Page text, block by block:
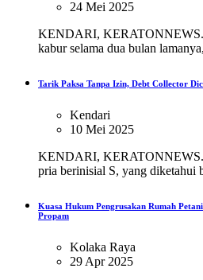
24 Mei 2025
KENDARI,
kabur selama dua bulan
Tarik Paksa Tanpa Izin, Debt Collector
Kendari
10 Mei 2025
KENDARI,
pria berinisial S, yang diketahui
Kuasa Hukum Pengrusakan Rumah
Propam
Kolaka Raya
29 Apr 2025